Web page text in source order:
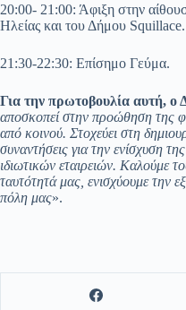
20:00- 21:00: Άφιξη στην
Ηλείας και του Δήμου
21:30-22:30: Επίσημο Γεύμα.
Για την πρωτοβουλία αυτή,
αποσκοπεί στην προώθηση της
από κοινού. Στοχεύει στη
συναντήσεις για την ενίσχυση
ιδιωτικών εταιρειών. Καλούμε
ταυτότητά μας, ενισχύουμε την
πόλη μας».